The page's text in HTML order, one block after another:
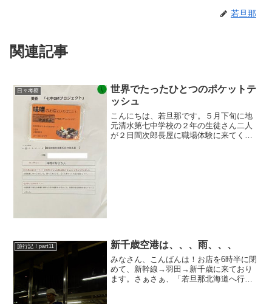
若旦那
関連記事
日々考察
世界でたったひとつのポケットテ
ッシュ
こんにちは、若旦那です。５月下旬に地
元清水第七中学校の２年の生徒さん二人
が２日間次郎長屋に職場体験に来てくれ
旅行記！part11 新千歳空港は、、、雨、、、
みなさん、こんばんは！お店を6時半に閉
めて、新幹線→羽田→新千歳に来ており
ます。さぁさぁ、「若旦那北海道へ行く